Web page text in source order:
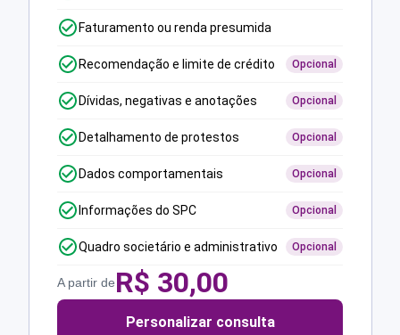
Faturamento ou renda presumida
Recomendação e limite de crédito Opcional
Dívidas, negativas e anotações Opcional
Detalhamento de protestos Opcional
Dados comportamentais Opcional
Informações do SPC Opcional
Quadro societário e administrativo Opcional
A partir deR$ 30,00
Personalizar consulta